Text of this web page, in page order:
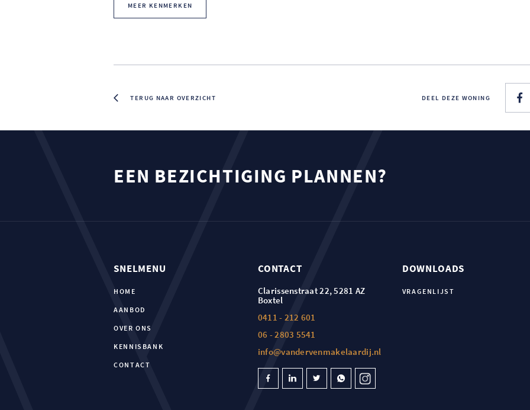
MEER KENMERKEN
TERUG NAAR OVERZICHT DEEL DEZE WONING
EEN BEZICHTIGING PLANNEN?
SNELMENU
HOME
AANBOD
OVER ONS
KENNISBANK
CONTACT
CONTACT
Clarissenstraat 22, 5281 AZ
Boxtel
0411 - 212 601
06 - 2803 5541
info@vandervenmakelaardij.nl
DOWNLOADS
VRAGENLIJST